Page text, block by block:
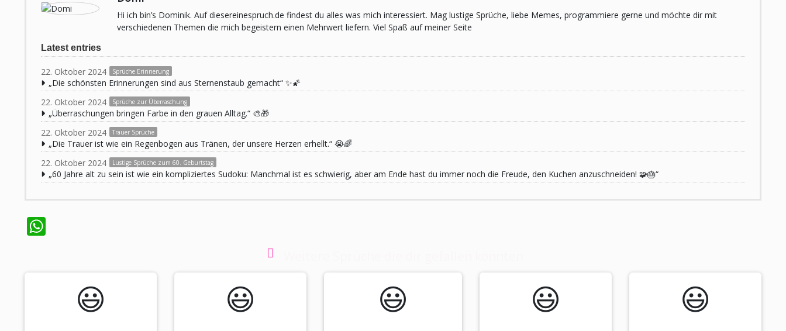
Hi ich bin’s Dominik. Auf diesereinespruch.de findest du alles was mich interessiert. Mag lustige Sprüche, liebe Memes, programmiere gerne und möchte dir mit
verschiedenen Themen die mich begeistern einen Mehrwert liefern. Viel Spaß auf meiner Seite
Latest entries
22. Oktober 2024 Sprüche Erinnerung
„Die schönsten Erinnerungen sind aus Sternenstaub gemacht“ ✨🌠
22. Oktober 2024
Sprüche zur Überraschung
„Überraschungen bringen Farbe in den grauen Alltag.“ 🎨🎁
22. Oktober 2024
Trauer Sprüche
„Die Trauer ist wie ein Regenbogen aus Tränen, der unsere Herzen erhellt.“ 😭🌈
22. Oktober 2024
Lustige Sprüche zum 60. Geburtstag
„60 Jahre alt zu sein ist wie ein kompliziertes Sudoku: Manchmal ist es schwierig, aber am Ende hast du immer noch die Freude, den Kuchen anzuschneiden! 🧩🎂“
😃️ 😃️ 😃️ 😃️ 😃️